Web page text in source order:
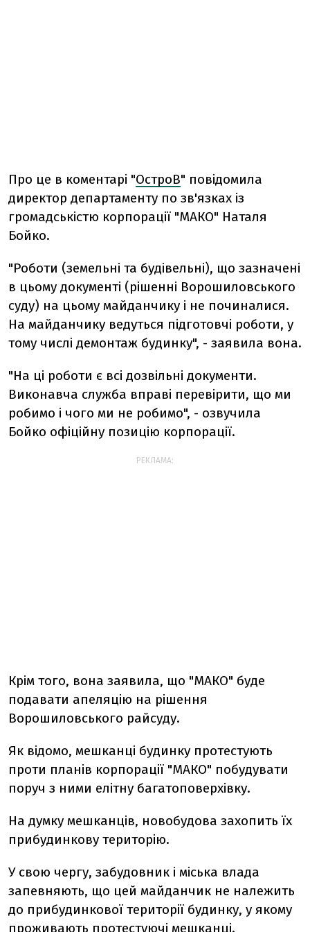
Про це в коментарі "ОстроВ" повідомила
директор департаменту по зв'язках із
громадськістю корпорації "МАКО" Наталя
Бойко.
"Роботи (земельні та будівельні), що зазначені
в цьому документі (рішенні Ворошиловського
суду) на цьому майданчику і не починалися.
На майданчику ведуться підготовчі роботи, у
тому числі демонтаж будинку", - заявила вона.
"На ці роботи є всі дозвільні документи.
Виконавча служба вправі перевірити, що ми
робимо і чого ми не робимо", - озвучила
Бойко офіційну позицію корпорації.
РЕКЛАМА:
Крім того, вона заявила, що "МАКО" буде
подавати апеляцію на рішення
Ворошиловського райсуду.
Як відомо, мешканці будинку протестують
проти планів корпорації "МАКО" побудувати
поруч з ними елітну багатоповерхівку.
На думку мешканців, новобудова захопить їх
прибудинкову територію.
У свою чергу, забудовник і міська влада
запевняють, що цей майданчик не належить
до прибудинкової території будинку, у якому
проживають протестуючі мешканці.